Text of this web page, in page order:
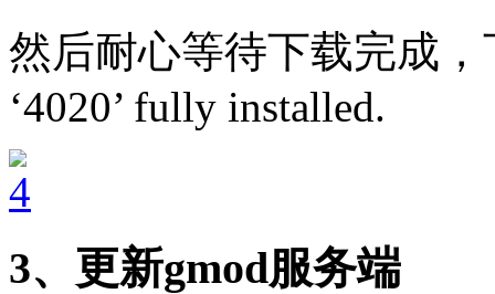
然后耐心等待下载完成，
‘4020’ fully installed.
3、更新gmod服务端